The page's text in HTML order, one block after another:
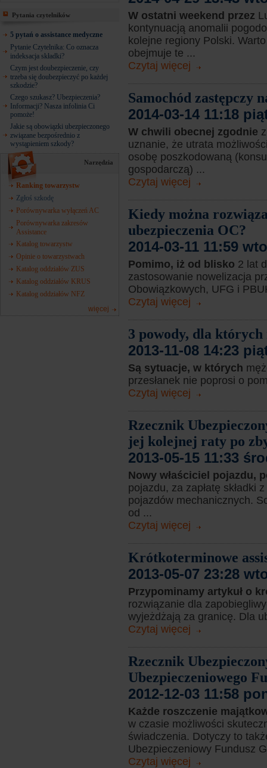
Pytania czytelników
5 pytań o assistance medyczne
Pytanie Czytelnika: Co oznacza
indeksacja składki?
Czym jest doubezpieczenie, czy
trzeba się doubezpieczyć po każdej
szkodzie?
Czego szukasz? Ubezpieczenia?
Informacji? Nasza infolinia Ci
pomoże!
Jakie są obowiązki ubezpieczonego
związane bezpośrednio z
wystąpieniem szkody?
Narzędzia
Ranking towarzystw
Zgłoś szkodę
Porównywarka wyłączeń AC
Porównywarka zakresów
Assistance
Katalog towarzystw
Opinie o towarzystwach
Katalog oddziałów ZUS
Katalog oddziałów KRUS
Katalog oddziałów NFZ
więcej
W ostatni weekend przez
kontynuacją anomalii
kolejne regiony Polski.
obejmuje te ...
Czytaj więcej
Samochód zastępczy
2014-03-14 11:18
W chwili obecnej zgodnie
uznanie, że utrata
osobę poszkodowaną
gospodarczą) ...
Czytaj więcej
Kiedy można
ubezpieczenia OC?
2014-03-11 11:59
Pomimo, iż od blisko 2 lat
zastosowanie nowelizacja
Obowiązkowych, UFG i
Czytaj więcej
3 powody, dla których
2013-11-08 14:23
Są sytuacje, w których
przesłanek nie poprosi o
Czytaj więcej
Rzecznik
jej kolejnej raty po
2013-05-15 11:33
Nowy właściciel pojazdu,
pojazdu, za zapłatę składki
pojazdów mechanicznych.
od ...
Czytaj więcej
Krótkoterminowe
2013-05-07 23:28
Przypominamy artykuł o
rozwiązanie dla
wyjeżdżają za granicę. Dla
Czytaj więcej
Rzecznik
Ubezpieczeniowego
2012-12-03 11:58
Każde roszczenie
w czasie możliwości
świadczenia. Dotyczy to
Ubezpieczeniowy Fundusz
Czytaj więcej